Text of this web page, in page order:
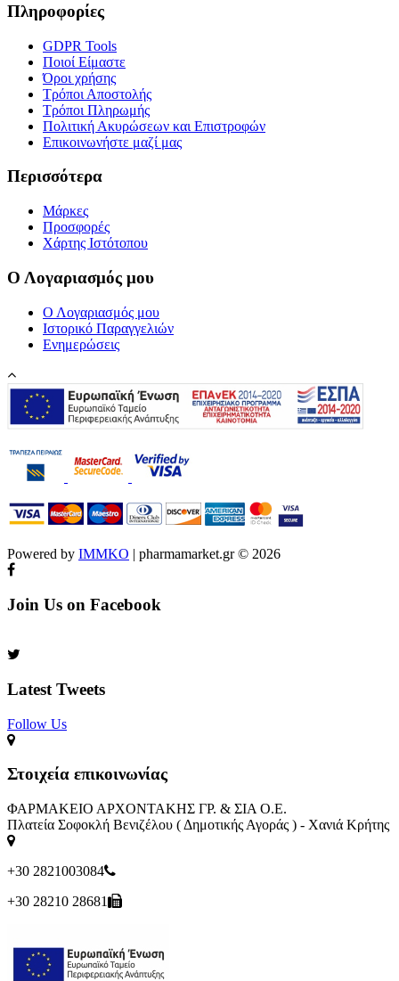
Πληροφορίες
GDPR Tools
Ποιοί Είμαστε
Όροι χρήσης
Τρόποι Αποστολής
Τρόποι Πληρωμής
Πολιτική Ακυρώσεων και Επιστροφών
Επικοινωνήστε μαζί μας
Περισσότερα
Μάρκες
Προσφορές
Χάρτης Ιστότοπου
Ο Λογαριασμός μου
Ο Λογαριασμός μου
Ιστορικό Παραγγελιών
Ενημερώσεις
Powered by IMMKO | pharmamarket.gr © 2026
Join Us on Facebook
Latest Tweets
Follow Us​
Στοιχεία επικοινωνίας
ΦΑΡΜΑΚΕΙΟ ΑΡΧΟΝΤΑΚΗΣ ΓΡ. & ΣΙΑ Ο.Ε.
Πλατεία Σοφοκλή Βενιζέλου ( Δημοτικής Αγοράς ) - Χανιά Κρήτης
+30 2821003084
+30 28210 28681